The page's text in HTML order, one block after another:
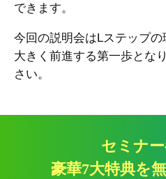
できます。
今回の説明会はLステップ
大きく前進する第一歩とな
さい。
セミナ
豪華7大特典を